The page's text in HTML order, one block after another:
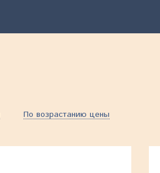
По возрастанию цены